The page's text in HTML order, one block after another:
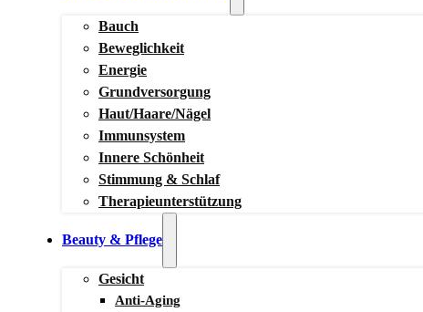
Bauch
Beweglichkeit
Energie
Grundversorgung
Haut/Haare/Nägel
Immunsystem
Innere Schönheit
Stimmung & Schlaf
Therapieunterstützung
Beauty & Pflege
Gesicht
Anti-Aging